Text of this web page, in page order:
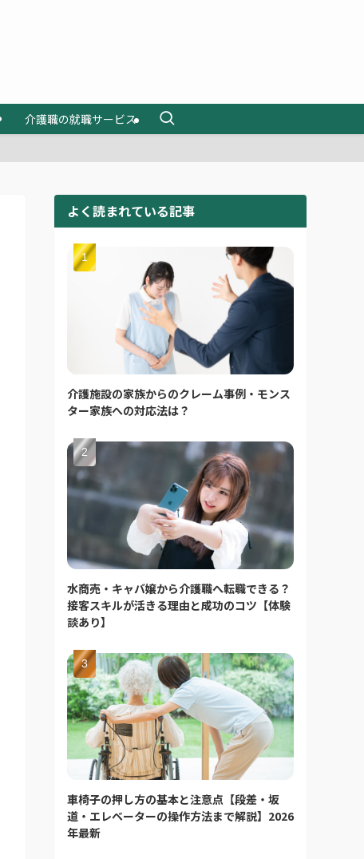
介護職の就職サービス
よく読まれている記事
介護施設の家族からのクレーム事例・モンス
ター家族への対応法は？
水商売・キャバ嬢から介護職へ転職できる？
接客スキルが活きる理由と成功のコツ【体験
談あり】
車椅子の押し方の基本と注意点【段差・坂
道・エレベーターの操作方法まで解説】2026
年最新